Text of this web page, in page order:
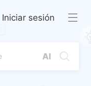
Iniciar sesión